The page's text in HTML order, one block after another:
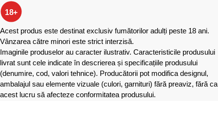
18+
Acest produs este destinat exclusiv fumătorilor adulți peste 18 ani.
Vânzarea către minori este strict interzisă.
Imaginile produselor au caracter ilustrativ. Caracteristicile produsului
livrat sunt cele indicate în descrierea și specificațiile produsului
(denumire, cod, valori tehnice). Producătorii pot modifica designul,
ambalajul sau elemente vizuale (culori, garnituri) fără preaviz, fără ca
acest lucru să afecteze conformitatea produsului.